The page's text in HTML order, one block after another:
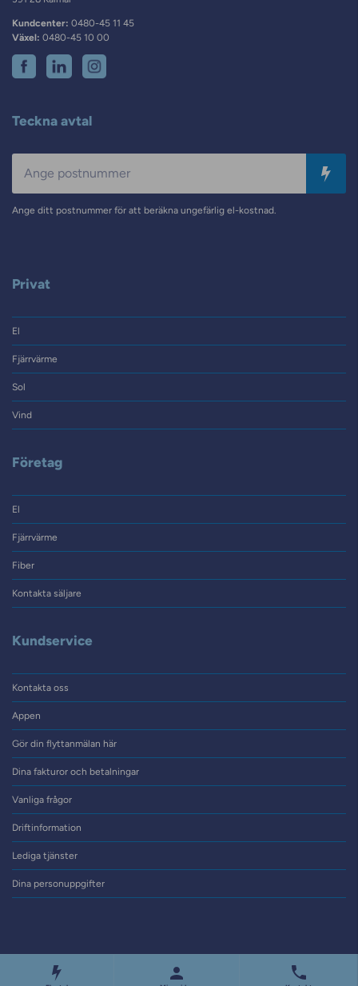
Kundcenter: 0480-45 11 45
Växel: 0480-45 10 00
Teckna avtal
Ange ditt postnummer för att beräkna ungefärlig el-kostnad.
Privat
El
Fjärrvärme
Sol
Vind
Företag
El
Fjärrvärme
Fiber
Kontakta säljare
Kundservice
Kontakta oss
Appen
Gör din flyttanmälan här
Dina fakturor och betalningar
Vanliga frågor
Driftinformation
Lediga tjänster
Dina personuppgifter